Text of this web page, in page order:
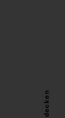
Entdecken